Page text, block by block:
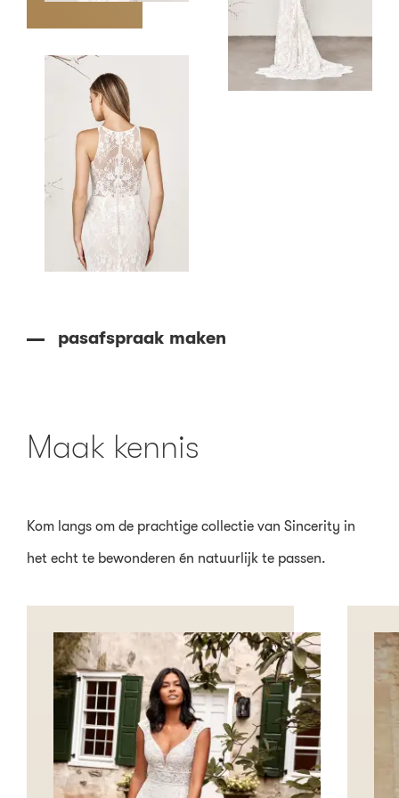
pasafspraak maken
Maak kennis
Kom langs om de prachtige collectie van Sincerity in
het echt te bewonderen én natuurlijk te passen.